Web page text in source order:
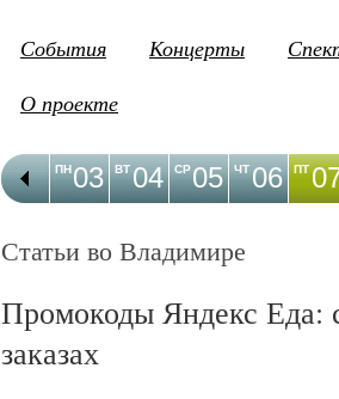
События Концерты
О проекте
03
ПН 04
ВТ 05
СР 06
ЧТ ПТ
Статьи во Владимире
Промокоды Яндекс Еда:
заказах